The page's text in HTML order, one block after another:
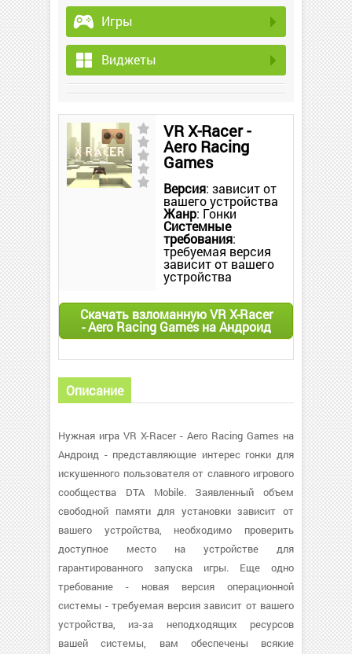
Игры
Виджеты
VR X-Racer -
Aero Racing
Games
Версия: зависит от
вашего устройства
Жанр: Гонки
Системные
требования:
требуемая версия
зависит от вашего
устройства
Скачать взломанную VR X-Racer
- Aero Racing Games на Андроид
Описание
Нужная игра VR X-Racer - Aero Racing Games на
Андроид - представляющие интерес гонки для
искушенного пользователя от славного игрового
сообщества DTA Mobile. Заявленный объем
свободной памяти для установки зависит от
вашего устройства, необходимо проверить
доступное место на устройстве для
гарантированного запуска игры. Еще одно
требование - новая версия операционной
системы - требуемая версия зависит от вашего
устройства, из-за неподходящих ресурсов
вашей системы, вам обеспечены всякие